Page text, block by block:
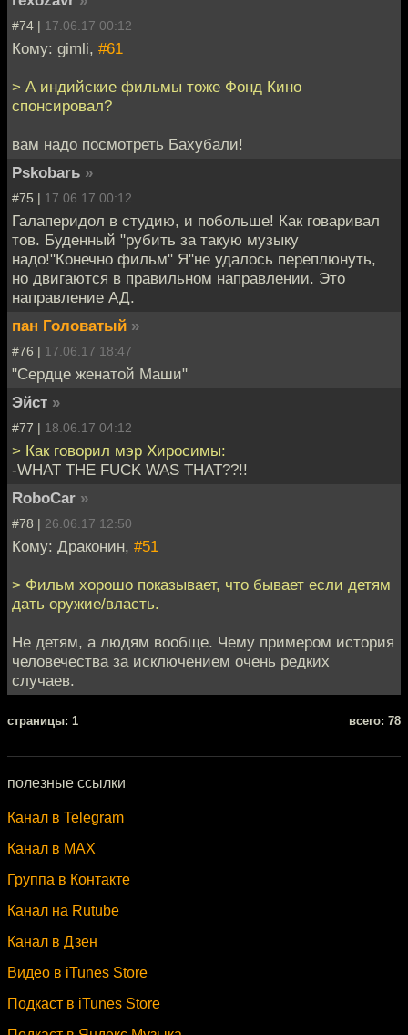
#74 | 17.06.17 00:12
Кому: gimli, #61
> А индийские фильмы тоже Фонд Кино
спонсировал?
вам надо посмотреть Бахубали!
Pskobarь »
#75 | 17.06.17 00:12
Галаперидол в студию, и побольше! Как говаривал
тов. Буденный "рубить за такую музыку
надо!"Конечно фильм" Я"не удалось переплюнуть,
но двигаются в правильном направлении. Это
направление АД.
пан Головатый »
#76 | 17.06.17 18:47
"Сердце женатой Маши"
Эйст »
#77 | 18.06.17 04:12
> Как говорил мэр Хиросимы:
-WHAT THE FUCK WAS THAT??!!
RoboCar »
#78 | 26.06.17 12:50
Кому: Драконин, #51
> Фильм хорошо показывает, что бывает если детям
дать оружие/власть.
Не детям, а людям вообще. Чему примером история
человечества за исключением очень редких
случаев.
cтраницы: 1 всего: 78
полезные ссылки
Канал в Telegram
Канал в MAX
Группа в Контакте
Канал на Rutube
Канал в Дзен
Видео в iTunes Store
Подкаст в iTunes Store